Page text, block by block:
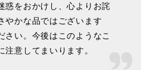
惑をおかけし、心よりお詫
やかな品ではございます
さい。今後はこのようなこ
注意してまいります。